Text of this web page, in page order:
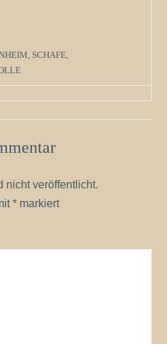
SCHAFE
nicht veröffentlicht.
* markiert